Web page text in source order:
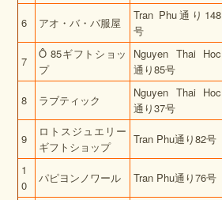
6 アオ・バ・バ服屋
Tran Phu通り148
号
7
Ô 85ギフトショッ
プ
Nguyen Thai Hoc
通り85号
8 ラブティック
Nguyen Thai Hoc
通り37号
9
ロトスジュエリー
ギフトショップ
Tran Phu通り82号
1
0
パピヨンノワール Tran Phu通り76号